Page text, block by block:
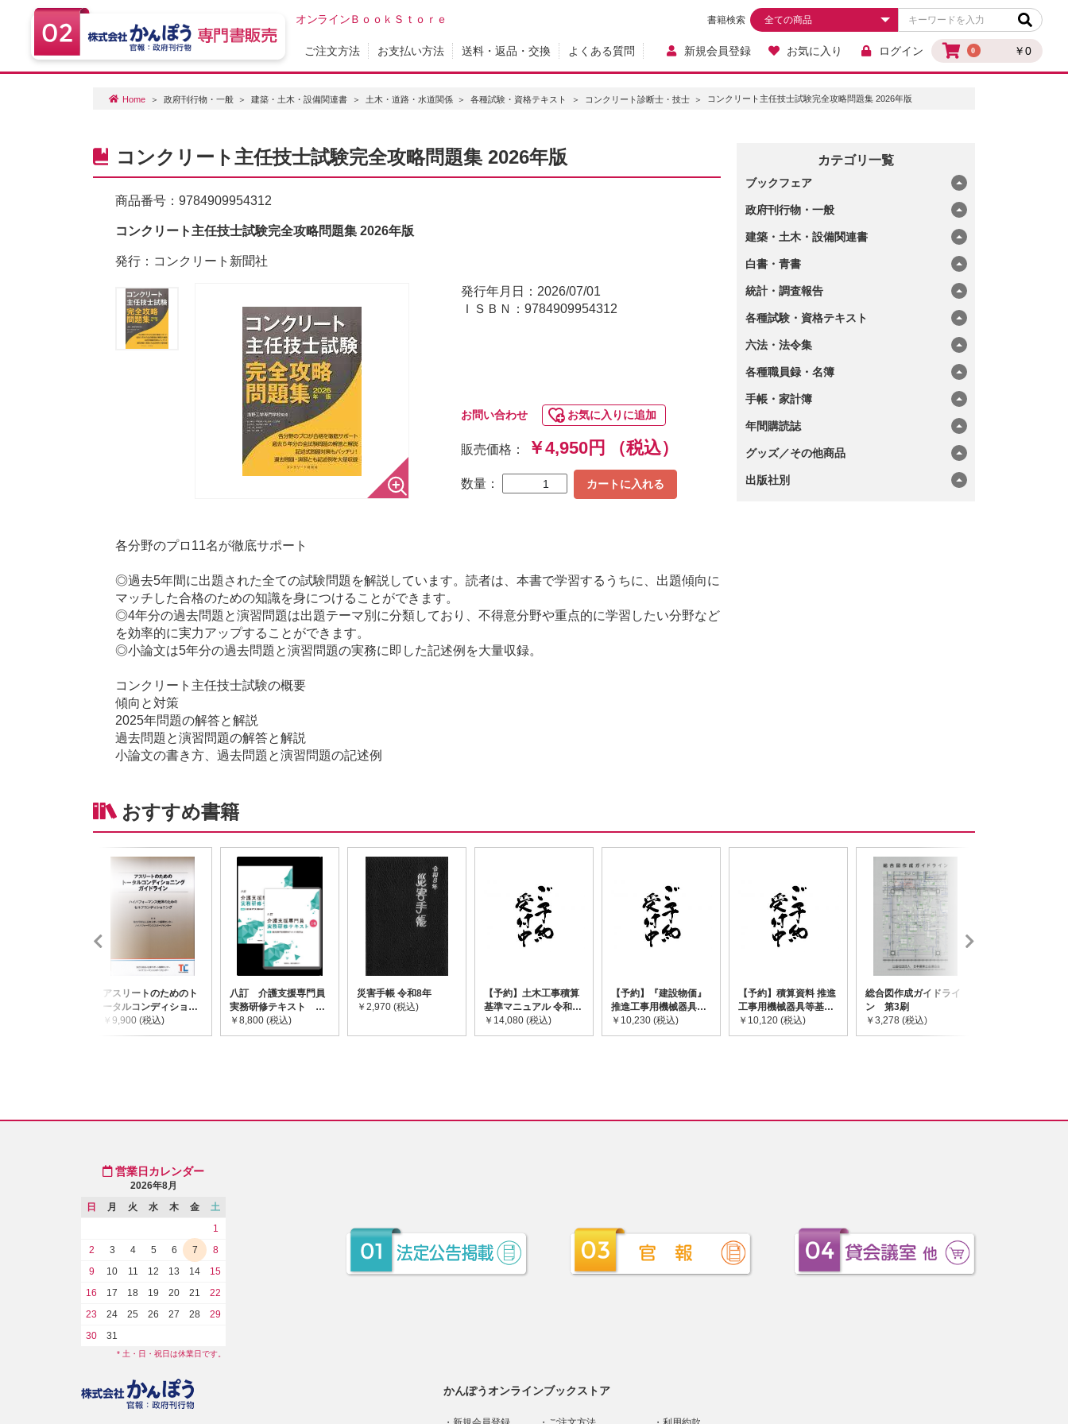
オンラインＢｏｏｋＳｔｏｒｅ
0 ￥0
書籍検索
ご注文方法 お支払い方法 送料・返品・交換 よくある質問 新規会員登録 お気に入り ログイン
Home 政府刊行物・一般 建築・土木・設備関連書 土木・道路・水道関係 各種試験・資格テキスト コンクリート診断士・技士 コンクリート主任技士試験完全攻略問題集 2026年版
カテゴリ一覧
ブックフェア
政府刊行物・一般
建築・土木・設備関連書
白書・青書
統計・調査報告
各種試験・資格テキスト
六法・法令集
各種職員録・名簿
手帳・家計簿
年間購読誌
グッズ／その他商品
出版社別
コンクリート主任技士試験完全攻略問題集 2026年版
商品番号： 9784909954312
コンクリート主任技士試験完全攻略問題集 2026年版
発行：コンクリート新聞社
発行年月日：2026/07/01
ＩＳＢＮ：9784909954312
お問い合わせ お気に入りに追加
販売価格： ￥4,950円 （税込）
数量： カートに入れる
各分野のプロ11名が徹底サポート
◎過去5年間に出題された全ての試験問題を解説しています。読者は、本書で学習するうちに、出題傾向に
マッチした合格のための知識を身につけることができます。
◎4年分の過去問題と演習問題は出題テーマ別に分類しており、不得意分野や重点的に学習したい分野など
を効率的に実力アップすることができます。
◎小論文は5年分の過去問題と演習問題の実務に即した記述例を大量収録。
コンクリート主任技士試験の概要
傾向と対策
2025年問題の解答と解説
過去問題と演習問題の解答と解説
小論文の書き方、過去問題と演習問題の記述例
おすすめ書籍
アスリートのためのト
ータルコンディショニ
ングガイドライン
￥9,900 (税込)
八訂 介護支援専門員
実務研修テキスト
(上・下巻/分売不可)
￥8,800 (税込)
災害手帳 令和8年
￥2,970 (税込)
【予約】土木工事積算
基準マニュアル 令和8
年度版 ※2026年8月
下旬発売予定
￥14,080 (税込)
【予約】『建設物価』
推進工事用機械器具等
基礎価格表 2026年度
版 ※2026/8/31発売予
￥10,230 (税込)
【予約】積算資料 推進
工事用機械器具等基礎
価格表 2026年度版
※2026/8/31発売予定
￥10,120 (税込)
総合図作成ガイドライ
ン 第3刷
￥3,278 (税込)
かんぽうオンラインブックストア
営業日カレンダー
2026年8月
日
月 火 水 木 金
土
1
2
3 4 5 6 7
8
9
10 11 12 13 14
15
16
17 18 19 20 21
22
23
24 25 26 27 28
29
30
31
* 土・日・祝日は休業日です。